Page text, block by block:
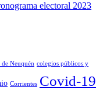
electoral 2023
de Neuquén colegios públicos y
Corrientes Covid-19